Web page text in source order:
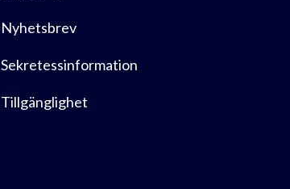
Nyhetsbrev
Sekretessinformation
Tillgänglighet